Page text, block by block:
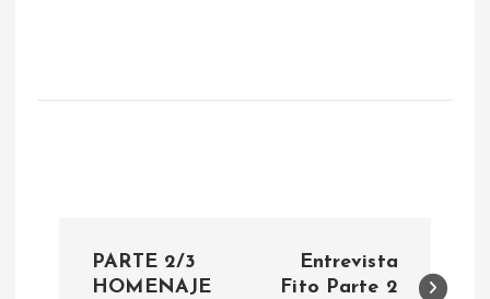
PARTE 2/3
HOMENAJE
Entrevista
Fito Parte 2